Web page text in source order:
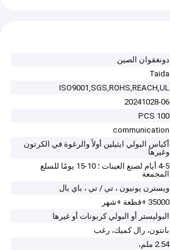
دونغقوان الصين
Taida
ISO9001,SGS,ROHS,REACH,UL
20241028-06
100 PCS
communication
أكياس البولي ايثيلين أولاً والرغوة في الكرتون
وغيرها
4-5 أيام لصنع العينات ؛ 10-15 يومًا للسلع
المجمعة
ويسترن يونيون ، تي / تي ، باي بال
35000 +قطعة +شهر
البوليستر أو البولي كربونات أو غيرها
بانتون، رال كميك، رغب
2.54 ملم،